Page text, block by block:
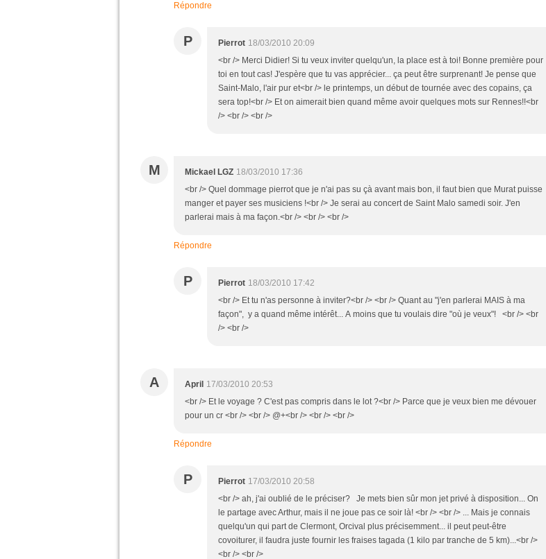
Répondre
P Pierrot 18/03/2010 20:09
<br /> Merci Didier! Si tu veux inviter quelqu'un, la place est à toi! Bonne première pour
toi en tout cas! J'espère que tu vas apprécier... ça peut être surprenant! Je pense que
Saint-Malo, l'air pur et<br /> le printemps, un début de tournée avec des copains, ça
sera top!<br /> Et on aimerait bien quand même avoir quelques mots sur Rennes!!<br
/> <br /> <br />
M Mickael LGZ 18/03/2010 17:36
<br /> Quel dommage pierrot que je n'ai pas su çà avant mais bon, il faut bien que Murat puisse
manger et payer ses musiciens !<br /> Je serai au concert de Saint Malo samedi soir. J'en
parlerai mais à ma façon.<br /> <br /> <br />
Répondre
P Pierrot 18/03/2010 17:42
<br /> Et tu n'as personne à inviter?<br /> <br /> Quant au "j'en parlerai MAIS à ma
façon", y a quand même intérêt... A moins que tu voulais dire "où je veux"! <br /> <br
/> <br />
A April 17/03/2010 20:53
<br /> Et le voyage ? C'est pas compris dans le lot ?<br /> Parce que je veux bien me dévouer
pour un cr <br /> <br /> @+<br /> <br /> <br />
Répondre
P Pierrot 17/03/2010 20:58
<br /> ah, j'ai oublié de le préciser? Je mets bien sûr mon jet privé à disposition... On
le partage avec Arthur, mais il ne joue pas ce soir là! <br /> <br /> ... Mais je connais
quelqu'un qui part de Clermont, Orcival plus précisemment... il peut peut-être
covoiturer, il faudra juste fournir les fraises tagada (1 kilo par tranche de 5 km)...<br />
<br /> <br />